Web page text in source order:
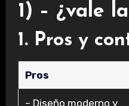
1) – ¿vale
1. Pros y
Pros
– Diseño moderno y